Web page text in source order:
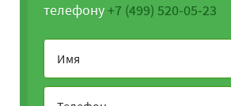
телефону+7 (499) 520-05-23